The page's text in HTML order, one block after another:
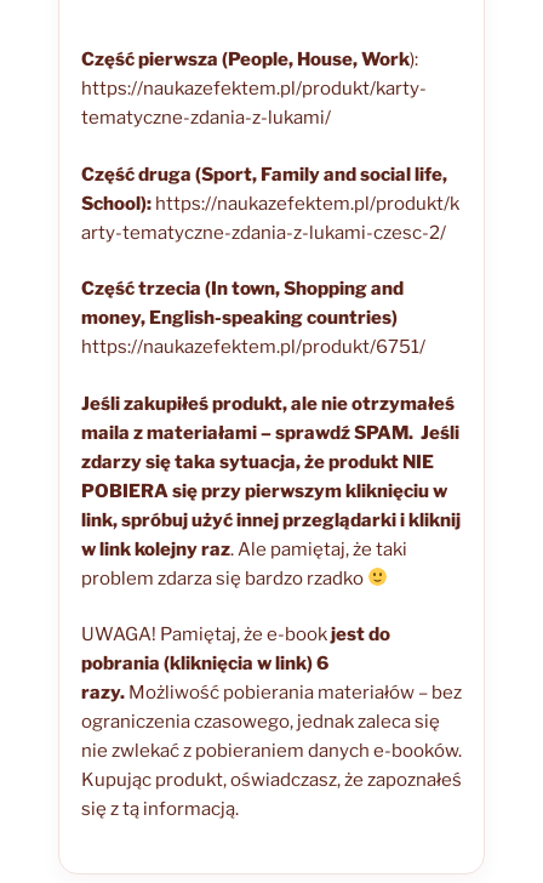
Część pierwsza (People, House, Work):
https://naukazefektem.pl/produkt/karty-
tematyczne-zdania-z-lukami/
Część druga (Sport, Family and social life,
School):https://naukazefektem.pl/produkt/k
arty-tematyczne-zdania-z-lukami-czesc-2/
Część trzecia (In town, Shopping and
money, English-speaking countries)
https://naukazefektem.pl/produkt/6751/
Jeśli zakupiłeś produkt, ale nie otrzymałeś
maila z materiałami – sprawdź SPAM. Jeśli
zdarzy się taka sytuacja, że produkt NIE
POBIERA się przy pierwszym kliknięciu w
link, spróbuj użyć innej przeglądarki i kliknij
w link kolejny raz. Ale pamiętaj, że taki
problem zdarza się bardzo rzadko
UWAGA! Pamiętaj, że e-bookjest do
pobrania (kliknięcia w link) 6
razy. Możliwość pobierania materiałów – bez
ograniczenia czasowego, jednak zaleca się
nie zwlekać z pobieraniem danych e-booków.
Kupując produkt, oświadczasz, że zapoznałeś
się z tą informacją.